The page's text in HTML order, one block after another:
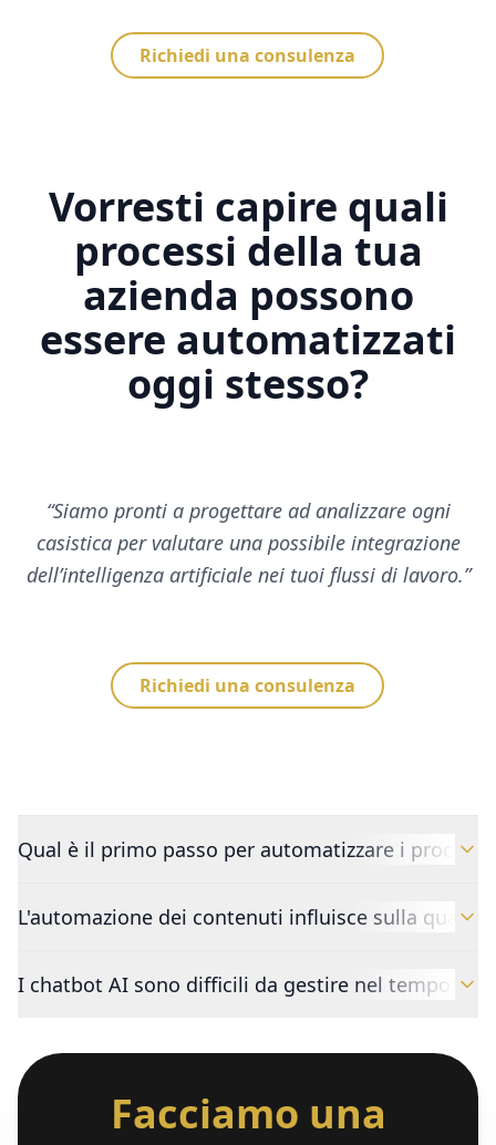
Richiedi una consulenza
Vorresti capire quali
processi della tua
azienda possono
essere automatizzati
oggi stesso?
“Siamo pronti a progettare ad analizzare ogni
casistica per valutare una possibile integrazione
dell’intelligenza artificiale nei tuoi flussi di lavoro.”
Richiedi una consulenza
Qual è il primo passo per automatizzare i
L'automazione dei contenuti influisce sulla
I chatbot AI sono difficili da gestire nel tempo?
Facciamo una